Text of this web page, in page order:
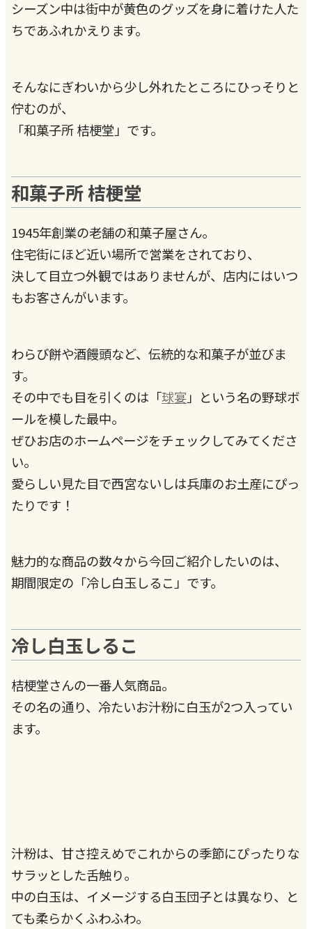
シーズン中は街中が黄色のグッズを身に着けた人た
ちであふれかえります。
そんなにぎわいから少し外れたところにひっそりと
佇むのが、
「和菓子所 桔梗堂」です。
和菓子所 桔梗堂
1945年創業の老舗の和菓子屋さん。
住宅街にほど近い場所で営業をされており、
決して目立つ外観ではありませんが、店内にはいつ
もお客さんがいます。
わらび餅や酒饅頭など、伝統的な和菓子が並びま
す。
その中でも目を引くのは「球宴」という名の野球ボ
ールを模した最中。
ぜひお店のホームページをチェックしてみてくださ
い。
愛らしい見た目で西宮ないしは兵庫のお土産にぴっ
たりです！
魅力的な商品の数々から今回ご紹介したいのは、
期間限定の「冷し白玉しるこ」です。
冷し白玉しるこ
桔梗堂さんの一番人気商品。
その名の通り、冷たいお汁粉に白玉が2つ入ってい
ます。
汁粉は、甘さ控えめでこれからの季節にぴったりな
サラッとした舌触り。
中の白玉は、イメージする白玉団子とは異なり、と
ても柔らかくふわふわ。